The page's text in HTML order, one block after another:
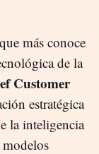
más conoce
de la
Customer
estratégica
la inteligencia